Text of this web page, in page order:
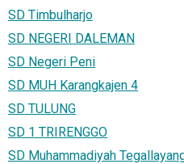
SD Timbulharjo
SD NEGERI DALEMAN
SD Negeri Peni
SD MUH Karangkajen 4
SD TULUNG
SD 1 TRIRENGGO
SD Muhammadiyah